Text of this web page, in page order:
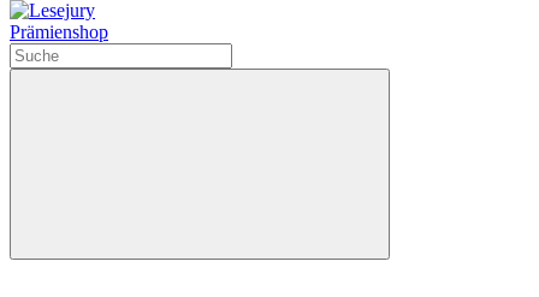
Prämienshop